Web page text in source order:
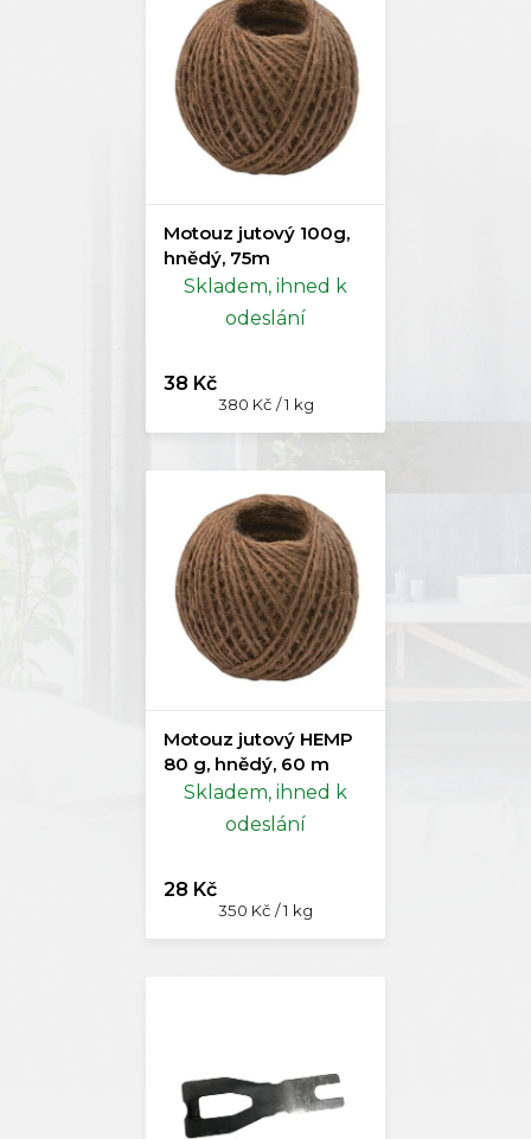
Motouz jutový 100g,
hnědý, 75m
Skladem, ihned k
odeslání
38 Kč
Měrná
380 Kč / 1 kg
Motouz jutový HEMP
80 g, hnědý, 60 m
Skladem, ihned k
odeslání
28 Kč
Měrná
350 Kč / 1 kg